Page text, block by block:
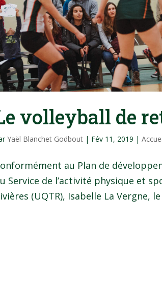
volleyball de
Yaël Blanchet Godbout | Fév 11, 2019 |
au Plan de
Service de l’activité physique et
(UQTR), Isabelle La Vergne,